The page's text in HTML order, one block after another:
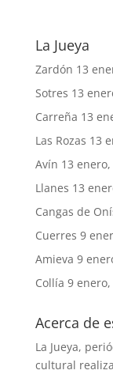
La Jueya
Zardón 13
Sotres 13
Carreña 13
Las Rozas 13
Avín 13
Llanes 13
Cangas de
Cuerres 9
Amieva 9
Collía 9 enero,
Acerca de
La Jueya,
cultural